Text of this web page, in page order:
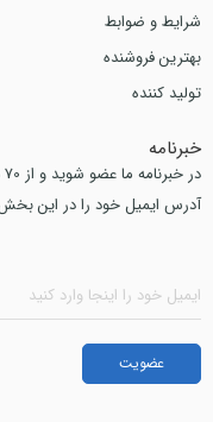
شرایط و ضوابط
بهترین فروشنده
تولید کننده
خبرنامه
آدرس ایمیل خود را در این بخش